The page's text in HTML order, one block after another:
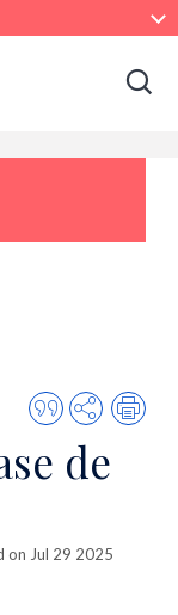
Quote
this
publication
Share
de
on Jul 29 2025